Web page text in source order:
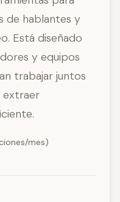
de hablantes y
Está diseñado
y equipos
trabajar juntos
mes)